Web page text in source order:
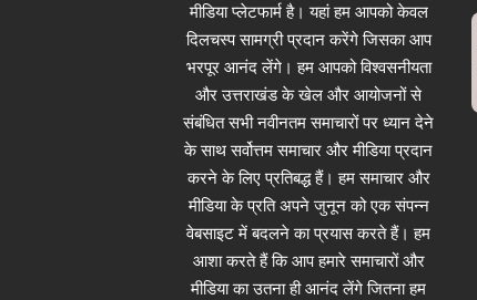
मीडिया प्लेटफार्म है। यहां हम आपको केवल
दिलचस्प सामग्री प्रदान करेंगे जिसका आप
भरपूर आनंद लेंगे। हम आपको विश्वसनीयता
और उत्तराखंड के खेल और आयोजनों से
संबंधित सभी नवीनतम समाचारों पर ध्यान देने
के साथ सर्वोत्तम समाचार और मीडिया प्रदान
करने के लिए प्रतिबद्ध हैं। हम समाचार और
मीडिया के प्रति अपने जुनून को एक संपन्न
वेबसाइट में बदलने का प्रयास करते हैं। हम
आशा करते हैं कि आप हमारे समाचारों और
मीडिया का उतना ही आनंद लेंगे जितना हम